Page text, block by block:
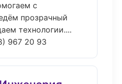
с
прозрачный
технологии....
967 20 93